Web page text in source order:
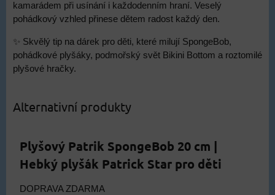
kamarádem při usínání i každodenním hraní. Veselý
pohádkový vzhled přinese dětem radost každý den.
✨ Skvělý tip na dárek pro děti, které milují SpongeBob,
pohádkové plyšáky, podmořský svět Bikini Bottom a roztomilé
plyšové hračky.
Alternativní produkty
Plyšový Patrik SpongeBob 20 cm |
Hebký plyšák Patrick Star pro děti
DOPRAVA ZDARMA